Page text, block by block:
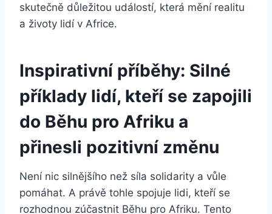
skutečně důležitou událostí, která mění realitu
a životy lidí v Africe.
Inspirativní příběhy: Silné
příklady lidí, kteří se zapojili
do Běhu pro Afriku a
přinesli pozitivní změnu
Není nic silnějšího než síla solidarity a vůle
pomáhat. A právě tohle spojuje lidi, kteří se
rozhodnou zúčastnit Běhu pro Afriku. Tento